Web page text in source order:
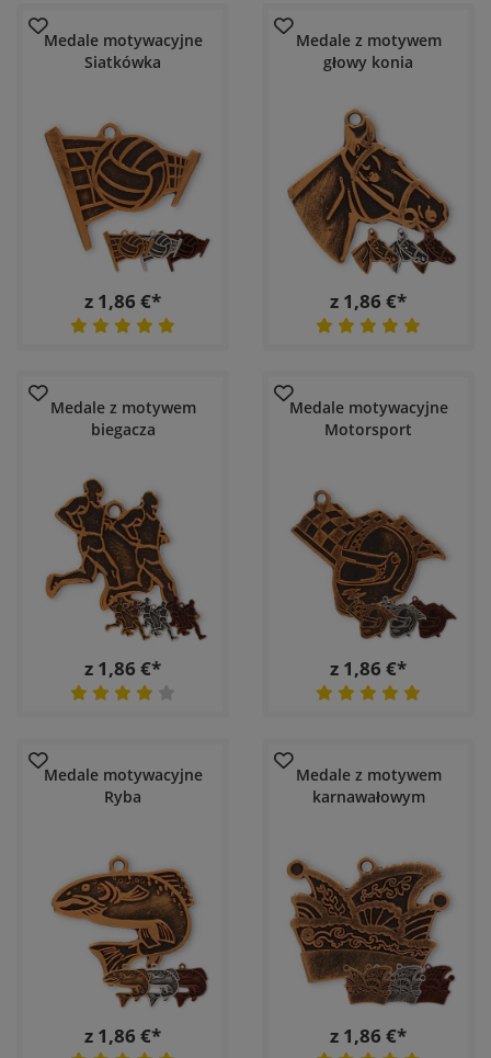
Medale motywacyjne
Siatkówka
z 1,86 €*
Medale z motywem
głowy konia
z 1,86 €*
Medale z motywem
biegacza
z 1,86 €*
Medale motywacyjne
Motorsport
z 1,86 €*
Medale motywacyjne
Ryba
z 1,86 €*
Medale z motywem
karnawałowym
z 1,86 €*